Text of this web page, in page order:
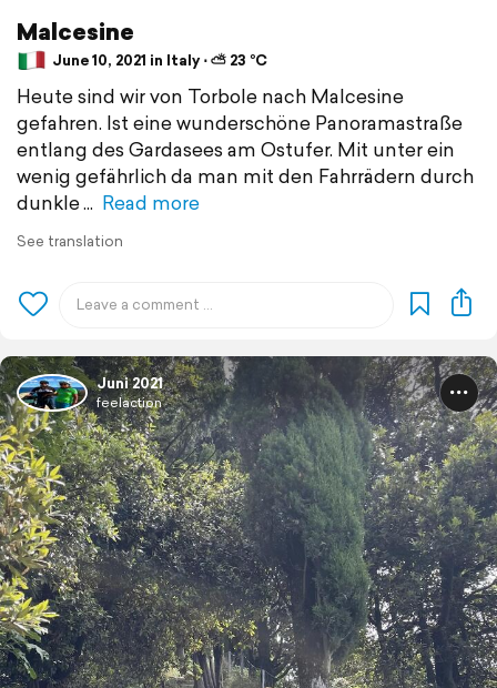
Malcesine
June 10, 2021 in Italy ⋅ ⛅ 23 °C
Heute sind wir von Torbole nach Malcesine
gefahren. Ist eine wunderschöne Panoramastraße
entlang des Gardasees am Ostufer. Mit unter ein
wenig gefährlich da man mit den Fahrrädern durch
dunkle
Read more
See translation
Juni 2021
feelaction